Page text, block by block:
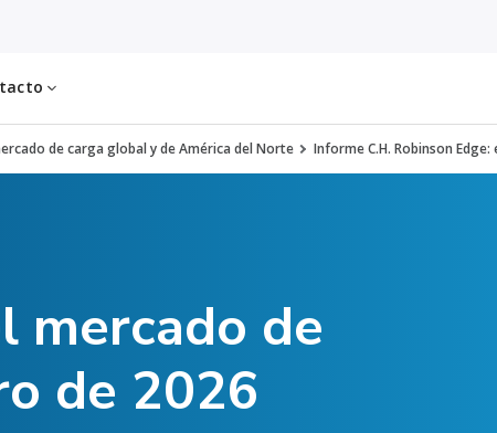
de carga global y de América del Norte Informe C.H. Robinson Edge:
mercado de
de 2026